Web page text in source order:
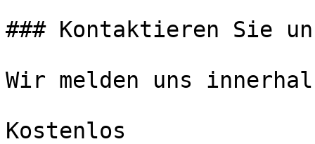
### Kontaktieren Sie
Wir melden uns
Kostenlos